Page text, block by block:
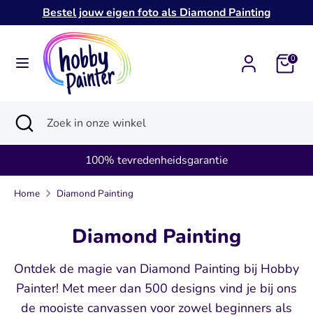
naar
Bestel jouw eigen foto als Diamond Painting
0
ZoekenZoek
in
winkel
ZoekenZoek
winkel
Zoekopdracht
sluiten
Achteraf betalen? Geen probleem
Home Diamond Painting
Diamond Painting
Ontdek de magie van Diamond Painting bij Hobby
Painter! Met meer dan 500 designs vind je bij ons
de mooiste canvassen voor zowel beginners als